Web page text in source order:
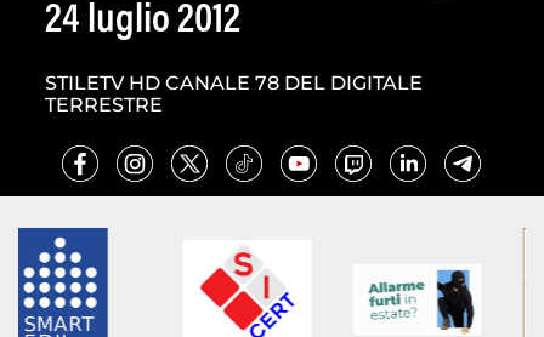
24 luglio 2012
STILETV HD CANALE 78 DEL DIGITALE
TERRESTRE